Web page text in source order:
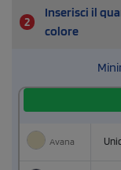
2
Inserisci il
colore
Avana